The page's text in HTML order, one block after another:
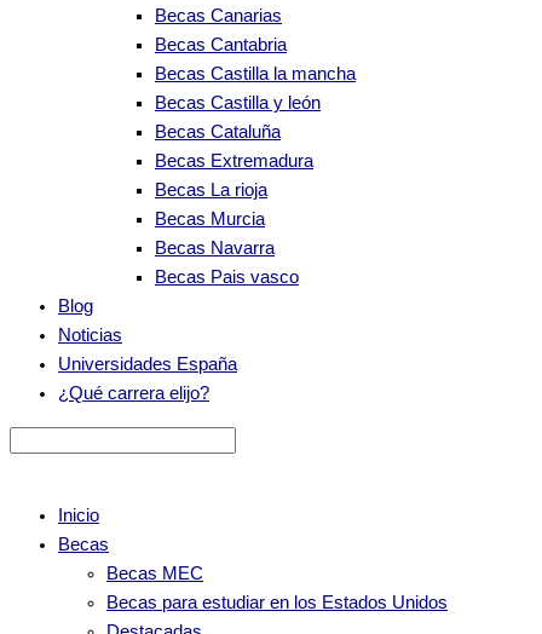
Becas Canarias
Becas Cantabria
Becas Castilla la mancha
Becas Castilla y león
Becas Cataluña
Becas Extremadura
Becas La rioja
Becas Murcia
Becas Navarra
Becas Pais vasco
Blog
Noticias
Universidades España
¿Qué carrera elijo?
Inicio
Becas
Becas MEC
Becas para estudiar en los Estados Unidos